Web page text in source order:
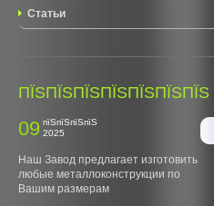
Статьи
ПЇЅПЇЅПЇЅПЇЅПЇЅПЇЅПЇЅ
09 пїЅпїЅпїЅпїЅ
2025
Наш Завод предлагает изготовить
любые металлоконструкции по
Вашим размерам